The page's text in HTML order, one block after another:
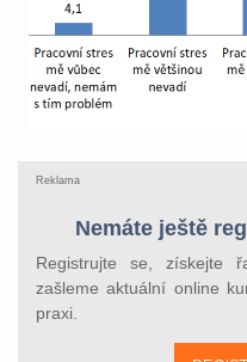
Reklama
Nemáte ještě
Registrujte se, získejte
zašleme aktuální online
praxi.